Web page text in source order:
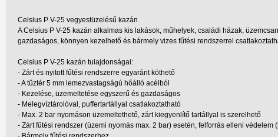
Celsius P V-25 vegyestüzelésű kazán
A Celsius P V-25 kazán alkalmas kis lakások, műhelyek, családi házak,
gazdaságos, könnyen kezelhető és bármely vizes fűtési rendszerrel
Celsius P V-25 kazán tulajdonságai:
- Zárt és nyitott fűtési rendszerre egyaránt köthető
- A tűztér 5 mm lemezvastagságú hőálló acélból
- Kezelése, üzemeltetése egyszerű és gazdaságos
- Melegvíztárolóval, puffertartállyal csatlakoztatható
- Max. 2 bar nyomáson üzemeltethető, zárt kiegyenlítő tartállyal is szerelhető
- Zárt fűtési rendszer (üzemi nyomás max. 2 bar) esetén, felforrás elleni